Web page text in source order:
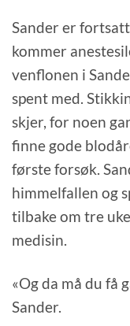
Sander er
kommer
venflonen i
spent med.
skjer, for noen
finne gode
første forsøk.
himmelfallen og
tilbake om tre
medisin.
«Og da må du få
Sander.